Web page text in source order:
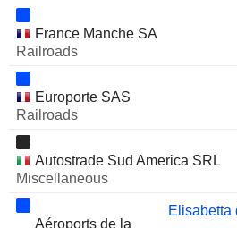
France Manche SA
Railroads
Europorte SAS
Railroads
Autostrade Sud America SRL
Miscellaneous
Aéroports de la
Elisabetta